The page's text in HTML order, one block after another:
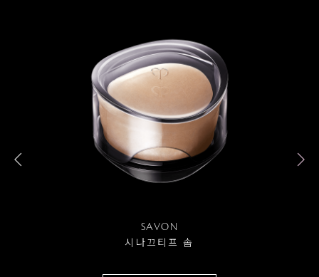
SAVON
시나끄티프 솝